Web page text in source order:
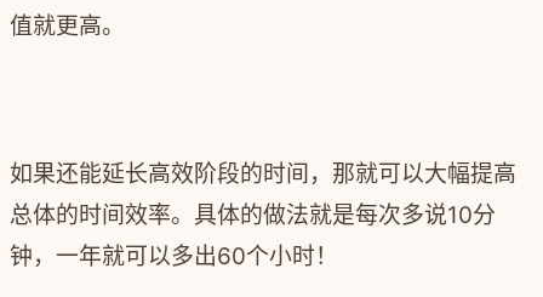
值就更高。
如果还能延长高效阶段的时间，那就可以大幅提高
总体的时间效率。具体的做法就是每次多说10分
钟，一年就可以多出60个小时！